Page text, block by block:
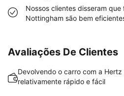
Nossos clientes disseram
Nottingham são bem
Avaliações De Clientes
Devolvendo o carro com a
relativamente rápido e fácil